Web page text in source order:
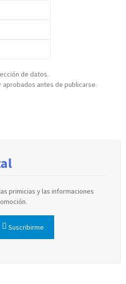
de datos.
antes de publicarse.
primicias y las informaciones
Suscribirme